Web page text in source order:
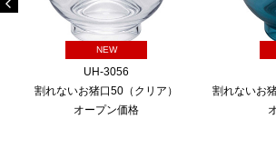
NEW
UH-3056
割れないお猪口50（クリア）
オープン価格
割れないお